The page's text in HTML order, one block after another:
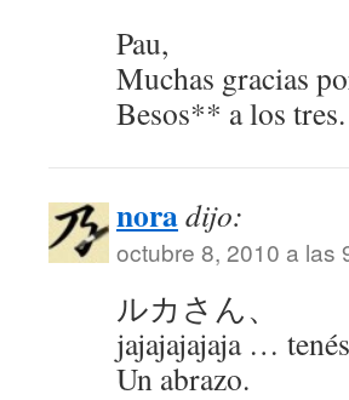
Pau,
Muchas gracias
Besos** a los tres.
noradijo:
octubre 8, 2010 a las
ルカさん、
jajajajajaja …
Un abrazo.